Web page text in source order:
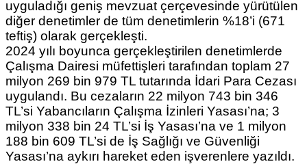
uyguladığı geniş mevzuat çerçevesinde yürütülen
diğer denetimler de tüm denetimlerin %18’i (671
teftiş) olarak gerçekleşti.
2024 yılı boyunca gerçekleştirilen denetimlerde
Çalışma Dairesi müfettişleri tarafından toplam 27
milyon 269 bin 979 TL tutarında İdari Para Cezası
uygulandı. Bu cezaların 22 milyon 743 bin 346
TL’si Yabancıların Çalışma İzinleri Yasası’na; 3
milyon 338 bin 24 TL’si İş Yasası’na ve 1 milyon
188 bin 609 TL’si de İş Sağlığı ve Güvenliği
Yasası’na aykırı hareket eden işverenlere yazıldı.